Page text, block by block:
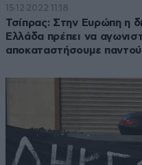
15·12·2022 11:18
Τσίπρας: Στην Ευρώπη η
Ελλάδα πρέπει να
αποκαταστήσουμε παντού